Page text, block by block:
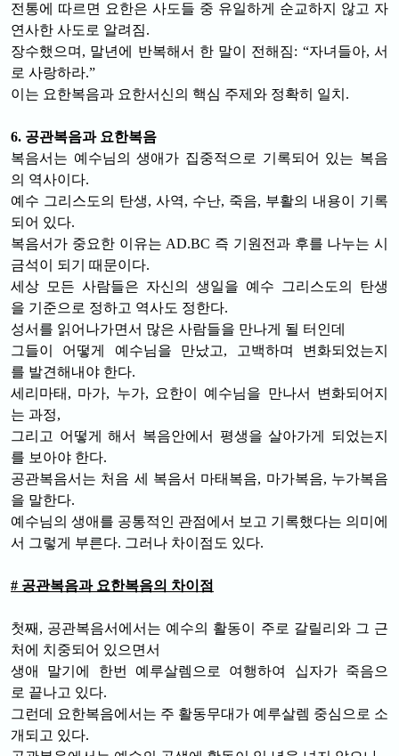
전통에 따르면 요한은 사도들 중 유일하게 순교하지 않고 자
연사한 사도로 알려짐.
장수했으며, 말년에 반복해서 한 말이 전해짐: “자녀들아, 서
로 사랑하라.”
이는 요한복음과 요한서신의 핵심 주제와 정확히 일치.
6. 공관복음과 요한복음
복음서는 예수님의 생애가 집중적으로 기록되어 있는 복음
의 역사이다.
예수 그리스도의 탄생, 사역, 수난, 죽음, 부활의 내용이 기록
되어 있다.
복음서가 중요한 이유는 AD.BC 즉 기원전과 후를 나누는 시
금석이 되기 때문이다.
세상 모든 사람들은 자신의 생일을 예수 그리스도의 탄생
을 기준으로 정하고 역사도 정한다.
성서를 읽어나가면서 많은 사람들을 만나게 될 터인데
그들이 어떻게 예수님을 만났고, 고백하며 변화되었는지
를 발견해내야 한다.
세리마태, 마가, 누가, 요한이 예수님을 만나서 변화되어지
는 과정,
그리고 어떻게 해서 복음안에서 평생을 살아가게 되었는지
를 보아야 한다.
공관복음서는 처음 세 복음서 마태복음, 마가복음, 누가복음
을 말한다.
예수님의 생애를 공통적인 관점에서 보고 기록했다는 의미에
서 그렇게 부른다. 그러나 차이점도 있다.
# 공관복음과 요한복음의 차이점
첫째, 공관복음서에서는 예수의 활동이 주로 갈릴리와 그 근
처에 치중되어 있으면서
생애 말기에 한번 예루살렘으로 여행하여 십자가 죽음으
로 끝나고 있다.
그런데 요한복음에서는 주 활동무대가 예루살렘 중심으로 소
개되고 있다.